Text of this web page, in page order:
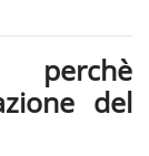
perchè
del